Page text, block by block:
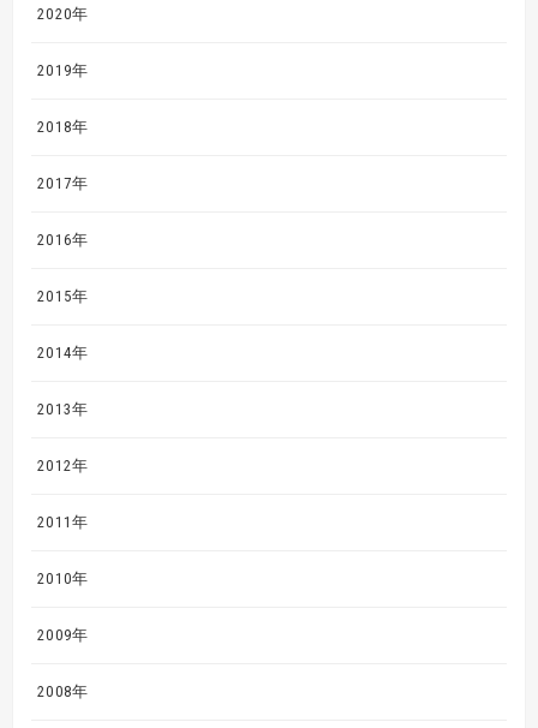
2020年
2019年
2018年
2017年
2016年
2015年
2014年
2013年
2012年
2011年
2010年
2009年
2008年